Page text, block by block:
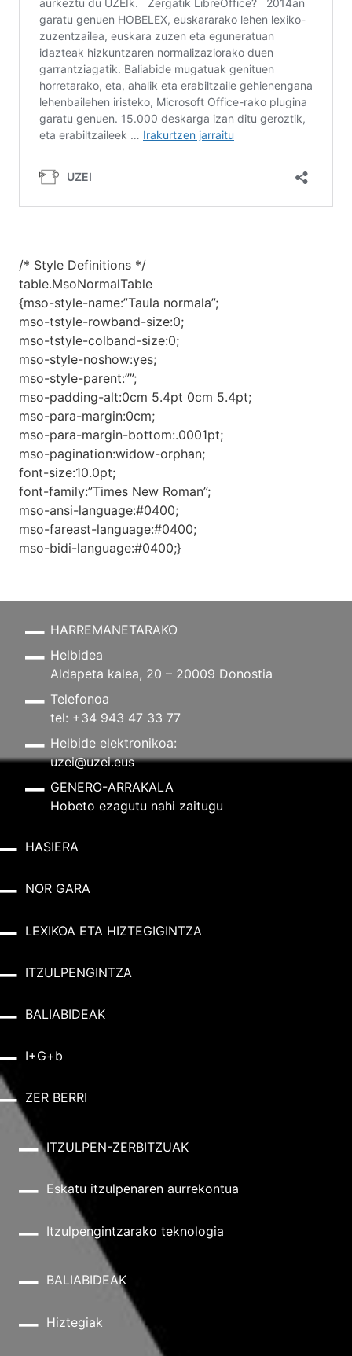
/* Style Definitions */
table.MsoNormalTable
{mso-style-name:”Taula normala”;
mso-tstyle-rowband-size:0;
mso-tstyle-colband-size:0;
mso-style-noshow:yes;
mso-style-parent:””;
mso-padding-alt:0cm 5.4pt 0cm 5.4pt;
mso-para-margin:0cm;
mso-para-margin-bottom:.0001pt;
mso-pagination:widow-orphan;
font-size:10.0pt;
font-family:”Times New Roman”;
mso-ansi-language:#0400;
mso-fareast-language:#0400;
mso-bidi-language:#0400;}
HARREMANETARAKO
Helbidea
Aldapeta kalea, 20 – 20009 Donostia
Telefonoa
tel: +34 943 47 33 77
Helbide elektronikoa:
uzei@uzei.eus
GENERO-ARRAKALA
Hobeto ezagutu nahi zaitugu
HASIERA
NOR GARA
LEXIKOA ETA HIZTEGIGINTZA
ITZULPENGINTZA
BALIABIDEAK
I+G+b
ZER BERRI
ITZULPEN-ZERBITZUAK
Eskatu itzulpenaren aurrekontua
Itzulpengintzarako teknologia
BALIABIDEAK
Hiztegiak